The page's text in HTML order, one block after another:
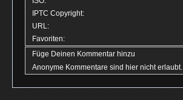
IPTC Copyright:
URL:
Favoriten:
Füge Deinen Kommentar hinzu
Anonyme Kommentare sind hier nicht erlaubt.